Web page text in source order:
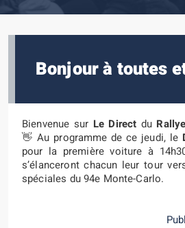
Bonjour à toutes
Bienvenue sur Le Direct du
👋 Au programme de ce jeudi, le
pour la première voiture à
s’élanceront chacun leur tour
spéciales du 94e Monte-Carlo.